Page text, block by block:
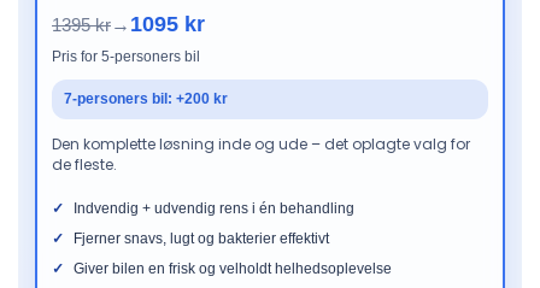
1395 kr→ 1095 kr
Pris for 5-personers bil
7-personers bil: +200 kr
Den komplette løsning inde og ude – det oplagte valg for
de fleste.
Indvendig + udvendig rens i én behandling
Fjerner snavs, lugt og bakterier effektivt
Giver bilen en frisk og velholdt helhedsoplevelse